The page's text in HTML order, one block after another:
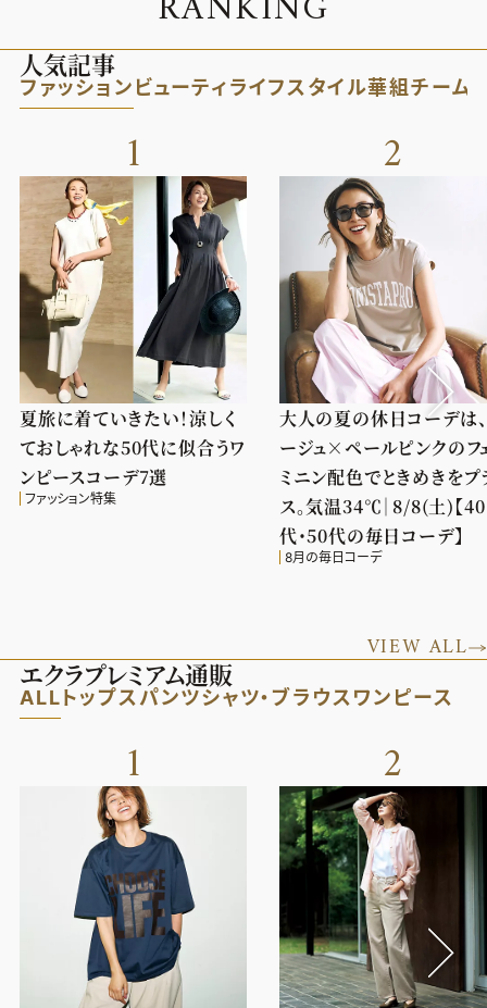
人気記事
ファッション ビューティライフスタイル華組チーム
1
夏旅に着ていきたい！涼しく
ておしゃれな50代に似合うワ
ンピースコーデ7選
ファッション特集
2
大人の夏の休日コーデは
ージュ×ペールピンクのフ
ミニン配色でときめきをプ
ス。気温34℃｜8/8(土)【40
代・50代の毎日コーデ】
8月の毎日コーデ
VIEW ALL
エクラプレミアム通販
ALLトップス パンツシャツ・ブラウス ワンピース
1 2